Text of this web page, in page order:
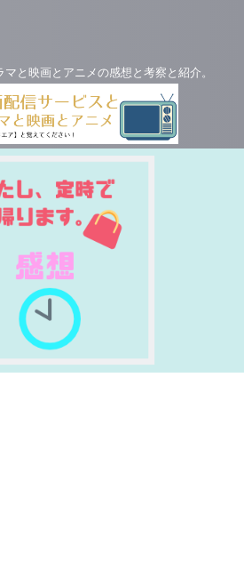
と映画とアニメの感想と考察と紹介。